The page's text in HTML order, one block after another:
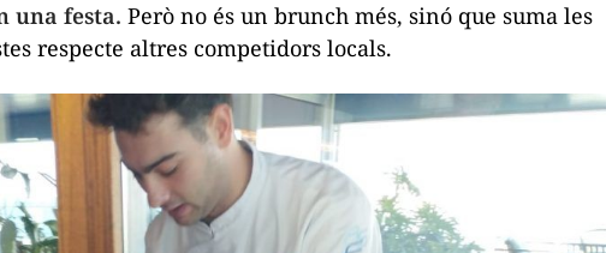
una festa. Però no és un brunch més, sinó que suma les
respecte altres competidors locals.